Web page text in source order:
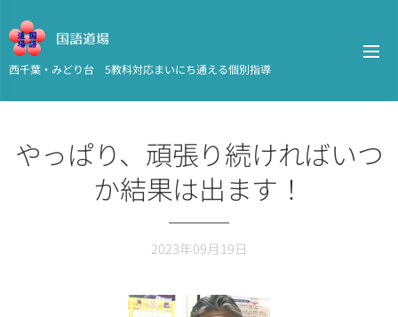
国語道場
西千葉・みどり台 5教科対応まいにち通える個別指導
やっぱり、頑張り続ければいつ
か結果は出ます！
2023年09月19日